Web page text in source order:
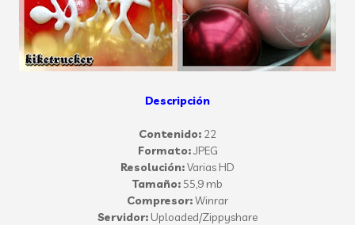
Descripción
Contenido: 22
Formato:JPEG
Resolución:Varias HD
Tamaño: 55,9 mb
Compresor:Winrar
Servidor: Uploaded/Zippyshare